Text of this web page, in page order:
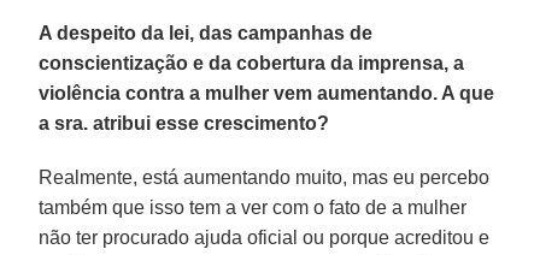
A despeito da lei, das campanhas de
conscientização e da cobertura da imprensa, a
violência contra a mulher vem aumentando. A que
a sra. atribui esse crescimento?
Realmente, está aumentando muito, mas eu percebo
também que isso tem a ver com o fato de a mulher
não ter procurado ajuda oficial ou porque acreditou e